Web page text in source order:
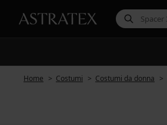
Home Costumi Costumi da donna